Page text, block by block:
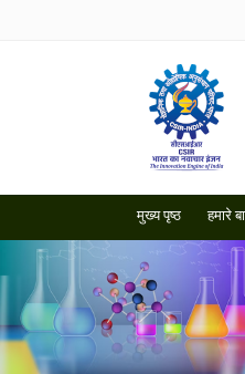
मुख्य पृष्ठ हमारे